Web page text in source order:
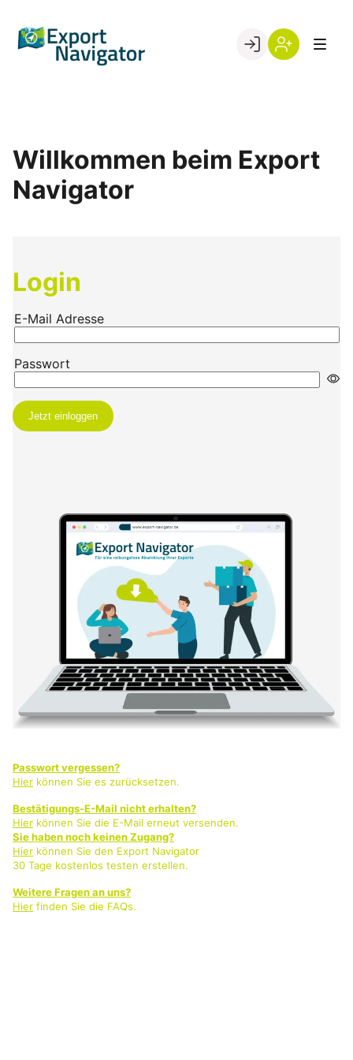
content
Go to landing page.
Willkommen beim Export
Navigator
Login
Passwort vergessen?
Hier können Sie es zurücksetzen.
Bestätigungs-E-Mail nicht erhalten?
Hier können Sie die E-Mail erneut versenden.
Sie haben noch keinen Zugang?
Hier können Sie den Export Navigator
30 Tage kostenlos testen erstellen.
Weitere Fragen an uns?
Hier finden Sie die FAQs.